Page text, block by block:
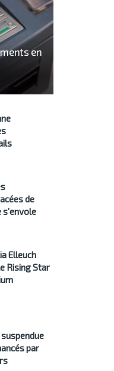
en
de
Elleuch
Rising Star
par